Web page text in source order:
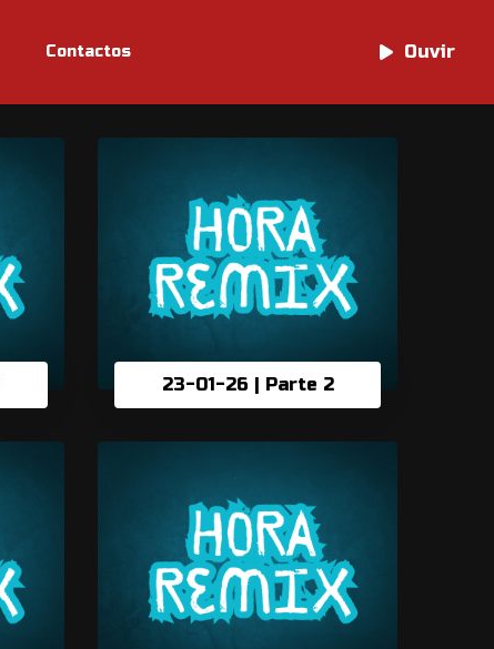
Contactos Ouvir
Ouvir
23-01-26 | Parte 2